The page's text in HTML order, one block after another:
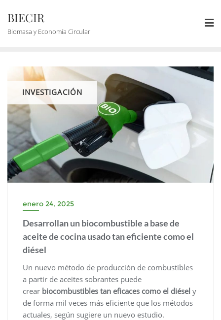
BIECIR
Biomasa y Economía Circular
INVESTIGACIÓN
enero 24, 2025
Desarrollan un biocombustible a base de
aceite de cocina usado tan eficiente como el
diésel
Un nuevo método de producción de combustibles
a partir de aceites sobrantes puede
crear biocombustibles tan eficaces como el diésel y
de forma mil veces más eficiente que los métodos
actuales, según sugiere un nuevo estudio.